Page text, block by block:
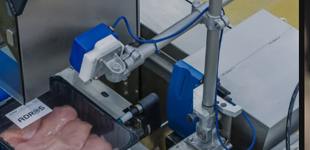
Código postal *
Ciudad *
País *